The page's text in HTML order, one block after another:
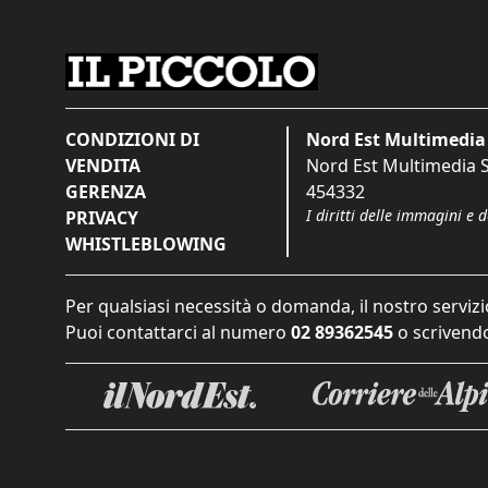
CONDIZIONI DI
VENDITA
GERENZA
PRIVACY
WHISTLEBLOWING
Nord Est Multimedia
Nord Est Multimedia
454332
I diritti delle immagini e
Per qualsiasi necessità o domanda, il nostro
Puoi contattarci al numero 02 89362545 o